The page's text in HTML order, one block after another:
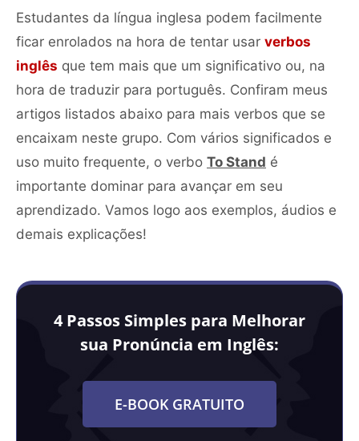
Estudantes da língua inglesa podem facilmente
ficar enrolados na hora de tentar usar verbos
inglês que tem mais que um significativo ou, na
hora de traduzir para português. Confiram meus
artigos listados abaixo para mais verbos que se
encaixam neste grupo. Com vários significados e
uso muito frequente, o verbo To Stand é
importante dominar para avançar em seu
aprendizado. Vamos logo aos exemplos, áudios e
demais explicações!
4 Passos Simples para Melhorar
sua Pronúncia em Inglês:
E-BOOK GRATUITO